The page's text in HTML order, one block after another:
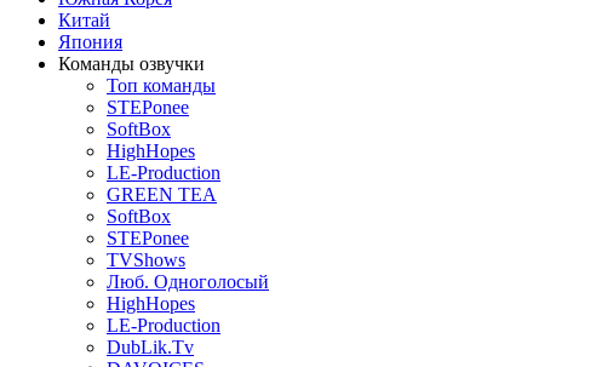
Китай
Япония
Команды озвучки
Топ команды
STEPonee
SoftBox
HighHopes
LE-Production
GREEN TEA
SoftBox
STEPonee
TVShows
Люб. Одноголосый
HighHopes
LE-Production
DubLik.Tv